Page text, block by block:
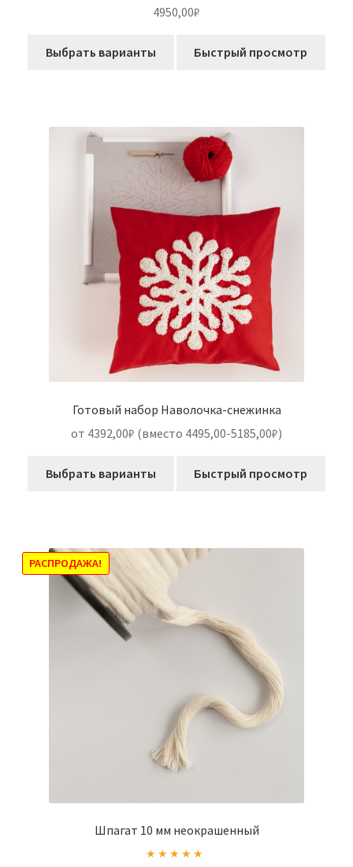
из 5
4950,00₽
Выбрать варианты Быстрый просмотр
Готовый набор Наволочка-снежинка
от 4392,00₽ (вместо 4495,00-5185,00₽)
Выбрать варианты Быстрый просмотр
Шпагат 10 мм неокрашенный
РАСПРОДАЖА!